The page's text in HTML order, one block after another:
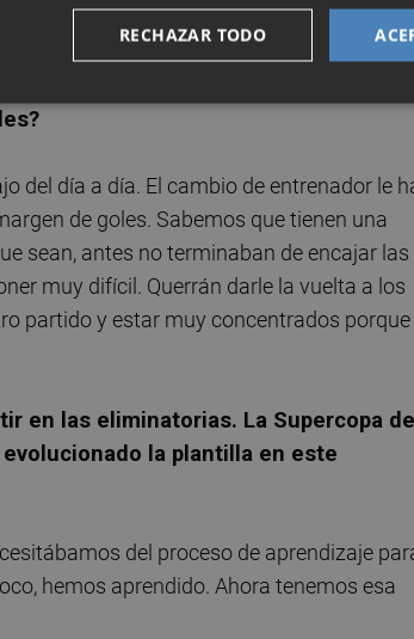
a venir a vernos.
¿Qué cambios habéis visto con
del día a día. El cambio de entrenador le
de goles. Sabemos que tienen una
sean, antes no terminaban de encajar las
muy difícil. Querrán darle la vuelta a los
partido y estar muy concentrados porque
en las eliminatorias. La Supercopa de
la plantilla en este
del proceso de aprendizaje
hemos aprendido. Ahora tenemos esa
RECHAZAR TODO